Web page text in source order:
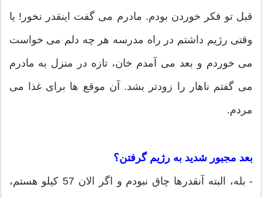
قبل تو فکر خوردن بودم. مادرم می گفت اینقدر نخور! یا
وقتی رژیم داشتم در راه مدرسه هر چه دلم می خواست
می خوردم و بعد می آمدم خان، تازه در منزل به مادرم
می گفتم ناهار را زودتر بشد. آن موقع ها برای غذا می
مردم.
بعد مجبور شدید به رژیم گرفتن؟
- بله، البته آنقدرها چاق نبودم و اگر الان 57 کیلو هستم،